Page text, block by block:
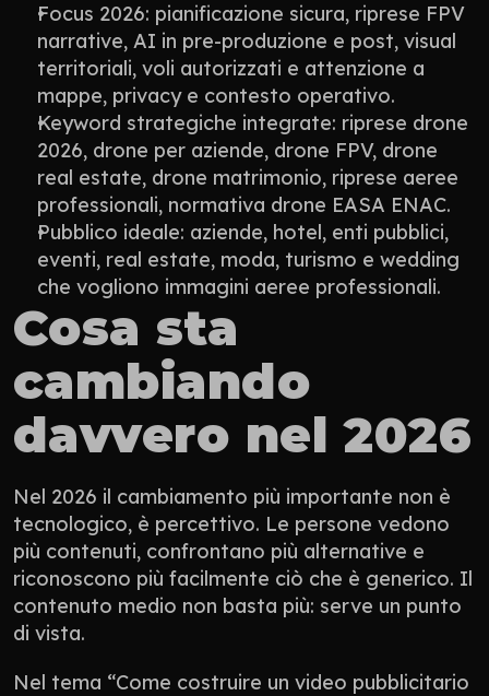
Focus 2026: pianificazione sicura, riprese FPV
narrative, AI in pre-produzione e post, visual
territoriali, voli autorizzati e attenzione a
mappe, privacy e contesto operativo.
Keyword strategiche integrate: riprese drone
2026, drone per aziende, drone FPV, drone
real estate, drone matrimonio, riprese aeree
professionali, normativa drone EASA ENAC.
Pubblico ideale: aziende, hotel, enti pubblici,
eventi, real estate, moda, turismo e wedding
che vogliono immagini aeree professionali.
Cosa sta
cambiando
davvero nel 2026
Nel 2026 il cambiamento più importante non è
tecnologico, è percettivo. Le persone vedono
più contenuti, confrontano più alternative e
riconoscono più facilmente ciò che è generico. Il
contenuto medio non basta più: serve un punto
di vista.
Nel tema “Come costruire un video pubblicitario